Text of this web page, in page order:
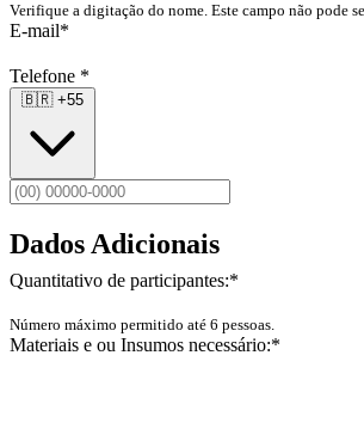
Verifique a digitação do nome. Este campo não pode
E-mail*
Telefone *
🇧🇷 +55
Dados Adicionais
Quantitativo de participantes:*
Número máximo permitido até 6 pessoas.
Materiais e ou Insumos necessário:*